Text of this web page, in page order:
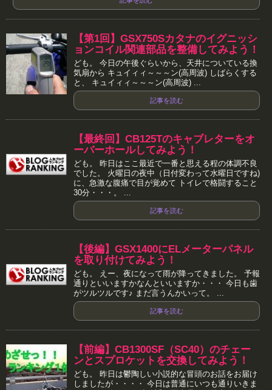
【第1回】GSX750Sカタナのイグニッシ
ョンコイル関連部品を整備してみよう！
ども。 今日の午後ぐらいから、天井についている換
気扇から キュイィィ～～～ン(高周波) しばらくする
と、 キュイィィ～～～ン(高周波) ...
記事を読む
【最終回】CB125Tのキャブレターをオ
ーバーホールしてみよう！
ども。 昨日はここ最近で一番と思える程の体調不良
でした。 火曜日の夜中（日付変わって水曜日ですね)
に、急激な腹痛で目が覚めて トイレで格闘すること
30分・・・。 ...
記事を読む
【後編】GSX1400にELメーターパネル
を取り付けてみよう！
ども。 えー、夜になって雨が降ってきました。 予報
通りといいますかなんといいますか・・・ 今日も歯
がツルツルです♪ まだ言うんかいって。 ...
記事を読む
【前編】CB1300SF（SC40）のチェー
ンとスプロケットを交換してみよう！
ども。 昨日は鬱陶しい小説的な冒頭のお話をお届け
しましたが・・・・ 今日は普通にいつも通りいきま